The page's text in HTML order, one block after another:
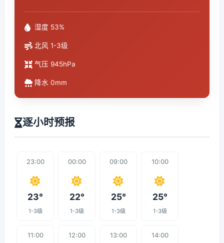
湿度 53%
北风 1-3级
气压 945hPa
降水 0mm
逐小时预报
23:00
23°
1-3级
00:00
22°
1-3级
09:00
25°
1-3级
10:00
25°
1-3级
11:00 12:00 13:00 14:00